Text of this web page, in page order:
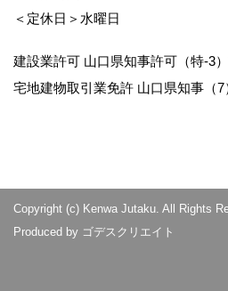
＜定休日＞水曜日
建設業許可 山口県知事許可（特-3
宅地建物取引業免許 山口県知事（
Copyright (c) Kenwa Jutaku. All Rights
Produced by ゴデスクリエイト